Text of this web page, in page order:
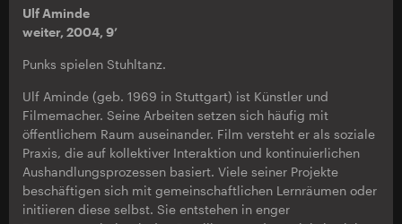
Ulf Aminde
weiter, 2004, 9’
Punks spielen Stuhltanz.
Ulf Aminde (geb. 1969 in Stuttgart) ist Künstler und
Filmemacher. Seine Arbeiten setzen sich häufig mit
öffentlichem Raum auseinander. Film versteht er als soziale
Praxis, die auf kollektiver Interaktion und kontinuierlichen
Aushandlungsprozessen basiert. Viele seiner Projekte
beschäftigen sich mit gemeinschaftlichen Lernräumen oder
initiieren diese selbst. Sie entstehen in enger